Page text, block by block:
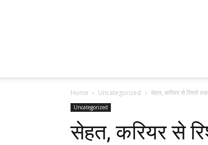
Home Uncategorized सेहत, करियर से रिश्तों
Uncategorized
सेहत, करियर से